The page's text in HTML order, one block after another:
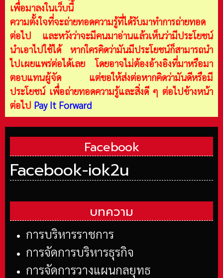
เพื่อมาลงในเว็บนี้
ความตั้งใจที่จะถ่ายทอดความรู้ที่ได้รับมาทำการถ่ายทอด
ต่อไป และหวังว่าจะมีคนมาอ่านแล้วเห็นว่ามีประโยชน์
นำเอาไปใช้ได้ หากใครคิดว่ามันมีประโยชน์ก็สามารถนำ
ไปเผยแพร่ต่อได้เลย โดยอาจไม่ต้องอ้างอิงที่มาหรือมา
ตอบแทนผู้จัด แต่ขอให้ส่งต่อหากคิดว่ามันดีหรือมี
ประโยชน์ เพื่อถ่ายทอดความรู้และสิ่งดี ๆ ต่อไปข้างหน้า
ต่อไป Pay It Forward
Facebook
Facebook-iok2u
บทความ
การบริหารราชการ
การจัดการบริหารธุรกิจ
การจัดการวางแผนกลยุทธ